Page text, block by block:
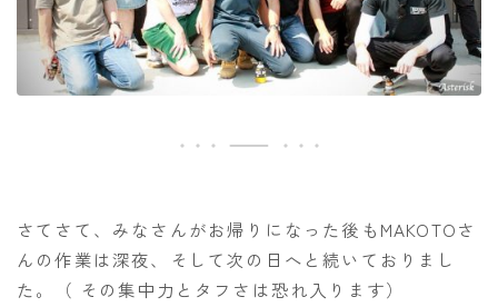
さてさて、みなさんがお帰りになった後もMAKOTOさ
んの作業は深夜、そして次の日へと続いておりまし
た。（ その集中力とタフさは恐れ入ります）